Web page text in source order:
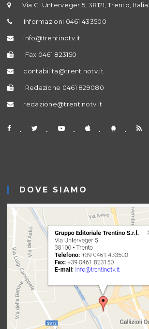
Via G. Unterveger 5, 38121, Trento, Italia
Informazioni 0461 433500
info@trentinotv.it
Fax 0461 823150
contabilita@trentinotv.it
Redazione 0461 829080
redazione@trentinotv.it
DOVE SIAMO